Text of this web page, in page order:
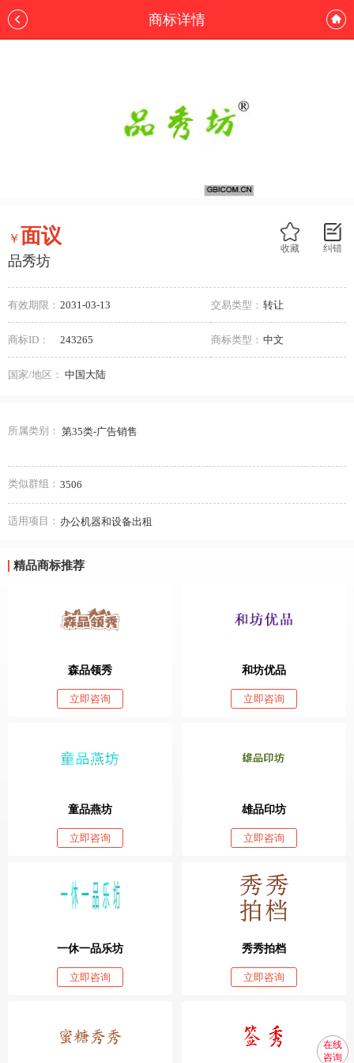
商标详情
纠错
收藏
￥面议
品秀坊
有效期限： 2031-03-13 交易类型： 转让
商标ID： 243265 商标类型： 中文
国家/地区： 中国大陆
所属类别： 第35类-广告销售
类似群组： 3506
适用项目： 办公机器和设备出租
精品商标推荐
森品领秀
立即咨询
和坊优品
立即咨询
童品燕坊
立即咨询
雄品印坊
立即咨询
一休一品乐坊
立即咨询
秀秀拍档
立即咨询
在线
咨询